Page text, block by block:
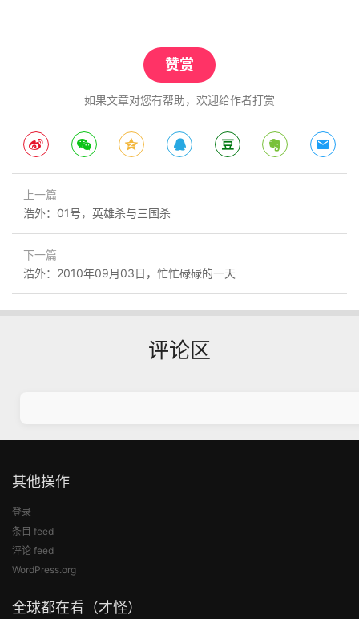
赞赏
如果文章对您有帮助，欢迎给作者打赏
上一篇
浩外：01号，英雄杀与三国杀
下一篇
浩外：2010年09月03日，忙忙碌碌的一天
评论区
其他操作
登录
条目 feed
评论 feed
WordPress.org
全球都在看（才怪）